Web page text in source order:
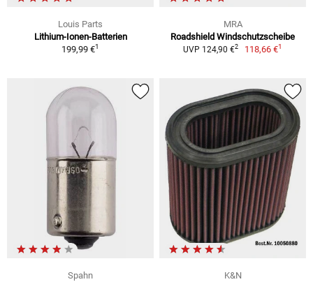
Louis Parts
Lithium-Ionen-Batterien
199,99 €1
MRA
Roadshield Windschutzscheibe
UVP 124,90 €2 118,66 €1
Spahn
K&N